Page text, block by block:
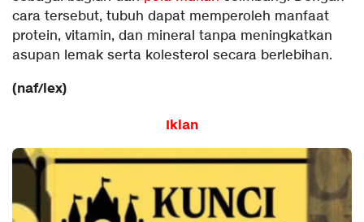
cara tersebut, tubuh dapat memperoleh manfaat
protein, vitamin, dan mineral tanpa meningkatkan
asupan lemak serta kolesterol secara berlebihan.
(naf/lex)
Iklan